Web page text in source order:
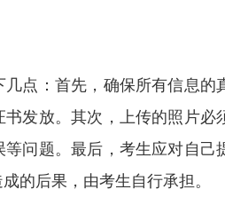
点：首先，确保所有信息
发放。其次，上传的照片
问题。最后，考生应对自
的后果，由考生自行承担。